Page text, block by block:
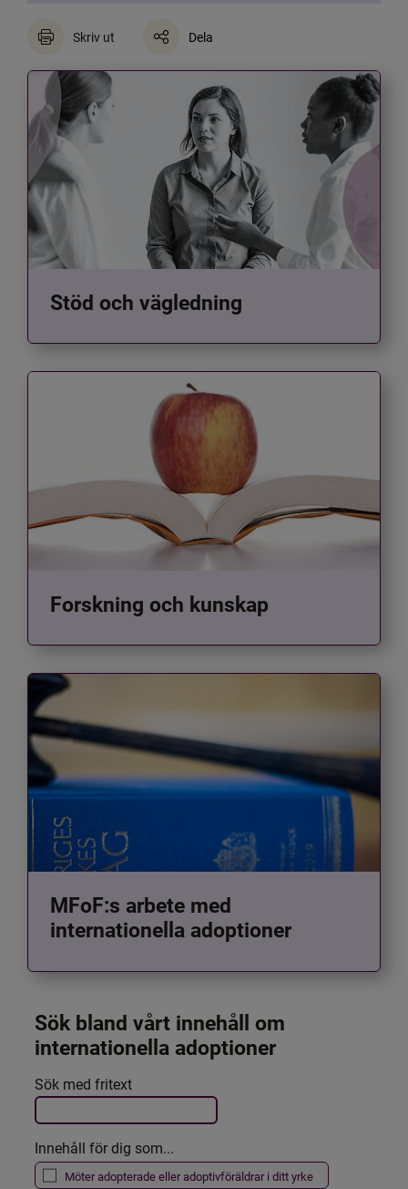
Skriv ut Dela
Stöd och vägledning
Forskning och kunskap
MFoF:s arbete med
internationella adoptioner
Sök bland vårt innehåll om
internationella adoptioner
Filtrera resultatet
Det här formuläret postas automatiskt
Sök med fritext
Innehåll för dig som...
Möter adopterade eller adoptivföräldrar i ditt yrke